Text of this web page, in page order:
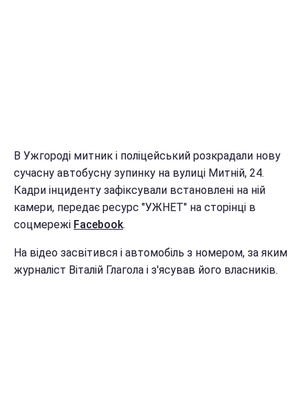
В Ужгороді митник і поліцейський розкрадали нову
сучасну автобусну зупинку на вулиці Митній, 24.
Кадри інциденту зафіксували встановлені на ній
камери, передає ресурс "УЖНЕТ" на сторінці в
соцмережі Facebook.
На відео засвітився і автомобіль з номером, за яким
журналіст Віталій Глагола і з'ясував його власників.